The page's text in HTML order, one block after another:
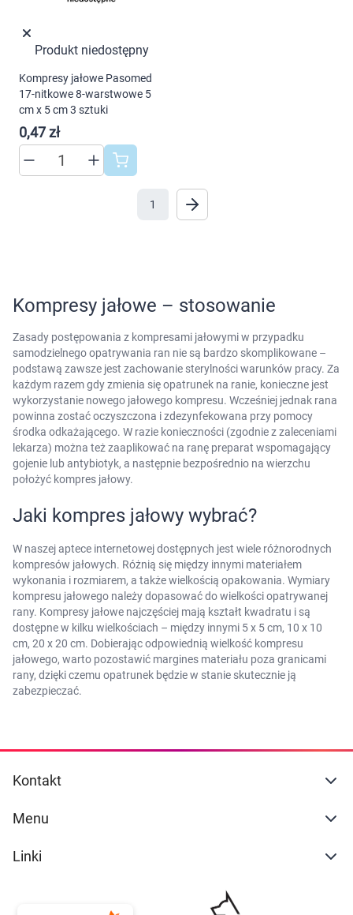
Produkt niedostępny
Kompresy jałowe Pasomed
17-nitkowe 8-warstwowe 5
cm x 5 cm 3 sztuki
0,47 zł
1
Kompresy jałowe – stosowanie
Zasady postępowania z kompresami jałowymi w przypadku
samodzielnego opatrywania ran nie są bardzo skomplikowane –
podstawą zawsze jest zachowanie sterylności warunków pracy. Za
każdym razem gdy zmienia się opatrunek na ranie, konieczne jest
wykorzystanie nowego jałowego kompresu. Wcześniej jednak rana
powinna zostać oczyszczona i zdezynfekowana przy pomocy
środka odkażającego. W razie konieczności (zgodnie z zaleceniami
lekarza) można też zaaplikować na ranę preparat wspomagający
gojenie lub antybiotyk, a następnie bezpośrednio na wierzchu
położyć kompres jałowy.
Jaki kompres jałowy wybrać?
W naszej aptece internetowej dostępnych jest wiele różnorodnych
kompresów jałowych. Różnią się między innymi materiałem
wykonania i rozmiarem, a także wielkością opakowania. Wymiary
kompresu jałowego należy dopasować do wielkości opatrywanej
rany. Kompresy jałowe najczęściej mają kształt kwadratu i są
dostępne w kilku wielkościach – między innymi 5 x 5 cm, 10 x 10
cm, 20 x 20 cm. Dobierając odpowiednią wielkość kompresu
jałowego, warto pozostawić margines materiału poza granicami
rany, dzięki czemu opatrunek będzie w stanie skutecznie ją
zabezpieczać.
Kontakt
Menu
Linki